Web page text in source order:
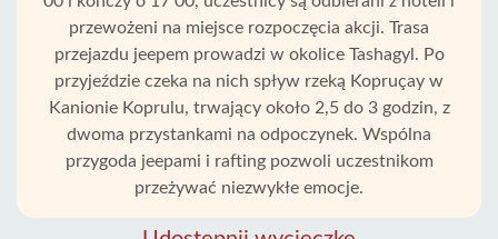
przewożeni na miejsce rozpoczęcia akcji. Trasa
przejazdu jeepem prowadzi w okolice Tashagyl. Po
przyjeździe czeka na nich spływ rzeką Kopruçay w
Kanionie Koprulu, trwający około 2,5 do 3 godzin, z
dwoma przystankami na odpoczynek. Wspólna
przygoda jeepami i rafting pozwoli uczestnikom
przeżywać niezwykłe emocje.